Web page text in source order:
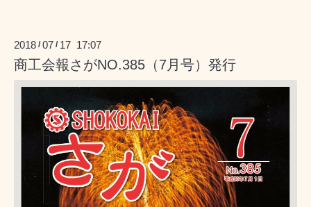
2018 /07 / 17 17:07
商工会報さがNO.385（7月号）発行